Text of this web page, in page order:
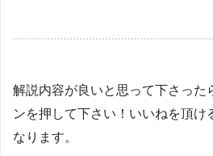
解説内容が良いと思って下さった
ンを押して下さい！いいねを頂け
なります。